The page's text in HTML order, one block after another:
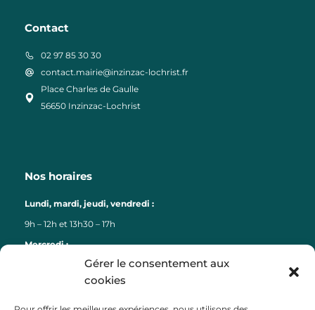
Gérer le consentement aux
cookies
Contact
02 97 85 30 30
contact.mairie@inzinzac-lochrist.fr
Place Charles de Gaulle
56650 Inzinzac-Lochrist
Nos horaires
Lundi, mardi, jeudi, vendredi :
9h – 12h et 13h30 – 17h
Mercredi :
Liens